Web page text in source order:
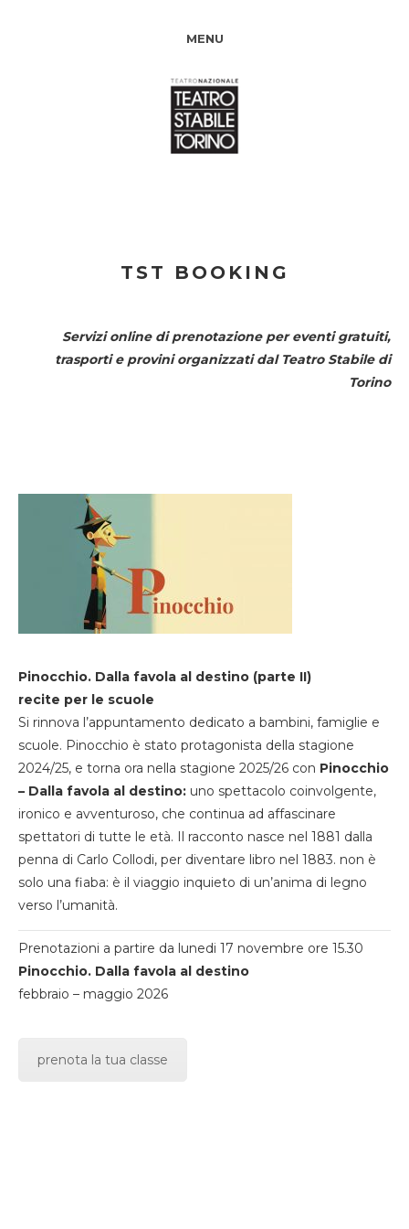
MENU
TST BOOKING
Servizi online di prenotazione per eventi gratuiti,
trasporti e provini organizzati dal Teatro Stabile di
Torino
Pinocchio. Dalla favola al destino (parte II)
recite per le scuole
Si rinnova l’appuntamento dedicato a bambini, famiglie e
scuole. Pinocchio è stato protagonista della stagione
2024/25, e torna ora nella stagione 2025/26 con Pinocchio
– Dalla favola al destino: uno spettacolo coinvolgente,
ironico e avventuroso, che continua ad affascinare
spettatori di tutte le età. Il racconto nasce nel 1881 dalla
penna di Carlo Collodi, per diventare libro nel 1883. non è
solo una fiaba: è il viaggio inquieto di un’anima di legno
verso l’umanità.
Prenotazioni a partire da lunedi 17 novembre ore 15.30
Pinocchio. Dalla favola al destino
febbraio – maggio 2026
prenota la tua classe